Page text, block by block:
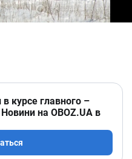
курсе главного –
на OBOZ.UA в